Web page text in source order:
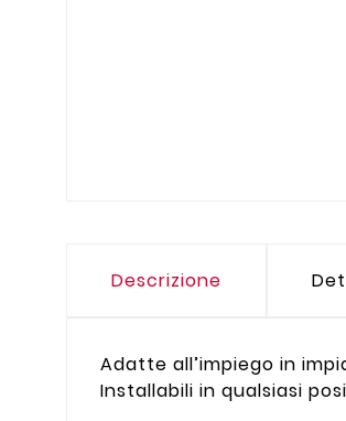
Descrizione
Adatte all’impiego in
Installabili in qualsiasi